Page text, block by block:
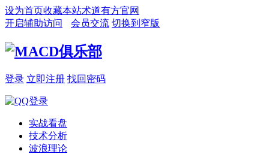
设为首页收藏本站术道有方官网
开启辅助访问
会员交流 切换到窄版
登录 立即注册 找回密码
实战看盘
技术分析
波浪理论